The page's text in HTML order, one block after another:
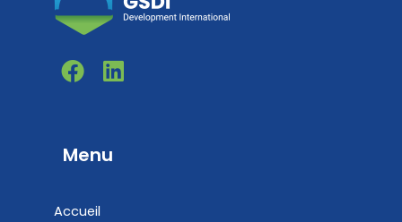
F
a
b
o
L
i
e
Menu
Accueil